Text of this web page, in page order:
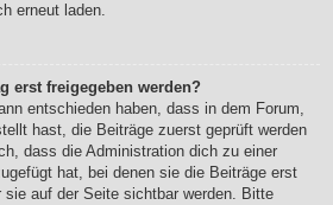
erneut laden.
erst freigegeben werden?
entschieden haben, dass in dem Forum,
hast, die Beiträge zuerst geprüft werden
dass die Administration dich zu einer
hat, bei denen sie die Beiträge erst
sie auf der Seite sichtbar werden. Bitte